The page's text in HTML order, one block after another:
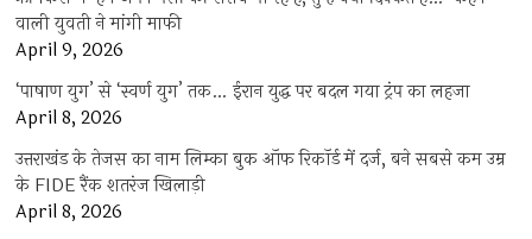
वाली युवती ने मांगी माफी
April 9, 2026
‘पाषाण युग’ से ‘स्वर्ण युग’ तक… ईरान युद्ध पर बदल गया ट्रंप का लहजा
April 8, 2026
उत्तराखंड के तेजस का नाम लिम्का बुक ऑफ रिकॉर्ड में दर्ज, बने सबसे कम उम्र
के FIDE रैंक शतरंज खिलाड़ी
April 8, 2026